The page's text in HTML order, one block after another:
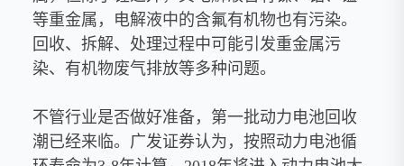
等重金属，电解液中的含氟有机物也有污染。
回收、拆解、处理过程中可能引发重金属污
染、有机物废气排放等多种问题。
不管行业是否做好准备，第一批动力电池回收
潮已经来临。广发证券认为，按照动力电池循